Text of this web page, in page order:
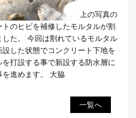
上の写真の
のヒビを補修したモルタルが割
た。 今回は割れているモルタル
した状態でコンクリート下地を
打設する事で新設する防水層に
進めます。 大脇
一覧へ